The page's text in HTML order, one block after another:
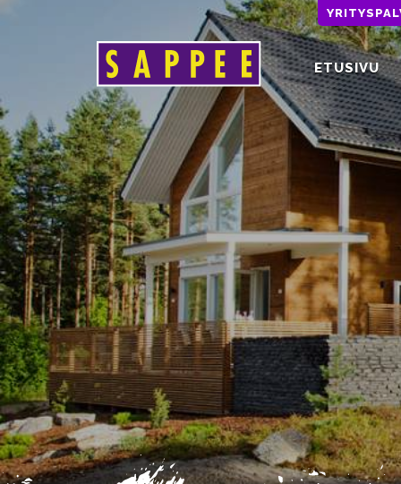
Päävalikko ETUSIVU